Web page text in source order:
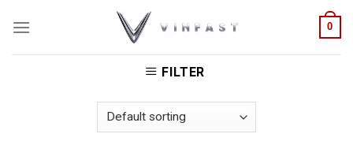
0
HOME
PRODUCTS TAGGED “GIÁ XE ĐIỆN VF9 TẠI
FILTER